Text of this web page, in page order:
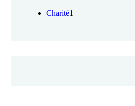
Charité1